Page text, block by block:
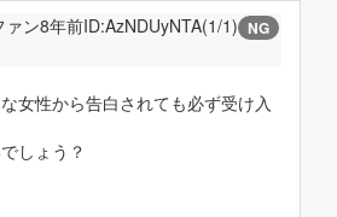
ァン8年前ID:AzNDUyNTA(1/1) NG
女性から告白されても必ず受け入
しょう？